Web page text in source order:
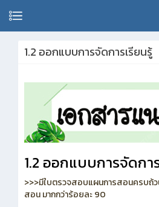
1.2 ออกแบบการจัดการเรียนรู้
1.2 ออกแบบการจัดกา
>>>มีใบตรวจสอบแผนการสอนครบถ้
สอน มากกว่าร้อยละ 90